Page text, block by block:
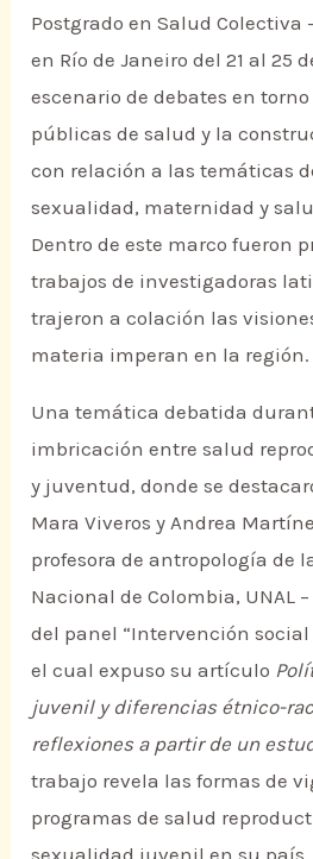
Postgrado en Salud Colectiva
en Río de Janeiro del 21 al 25
escenario de debates en
públicas de salud y la
con relación a las temáticas
sexualidad, maternidad y
Dentro de este marco fueron
trabajos de investigadoras
trajeron a colación las
materia imperan en la región.
Una temática debatida
imbricación entre salud
y juventud, donde se
Mara Viveros y Andrea
profesora de antropología de
Nacional de Colombia, UNAL
del panel “Intervención
el cual expuso su artículo
juvenil y diferencias étnico-
reflexiones a partir de un
trabajo revela las formas de
programas de salud